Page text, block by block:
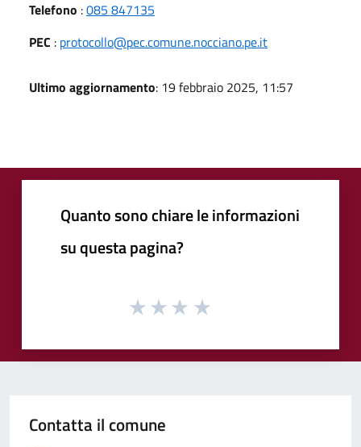
Telefono :085 847135
PEC : protocollo@pec.comune.nocciano.pe.it
Ultimo aggiornamento: 19 febbraio 2025, 11:57
Quanto sono chiare le informazioni
su questa pagina?
Contatta il comune